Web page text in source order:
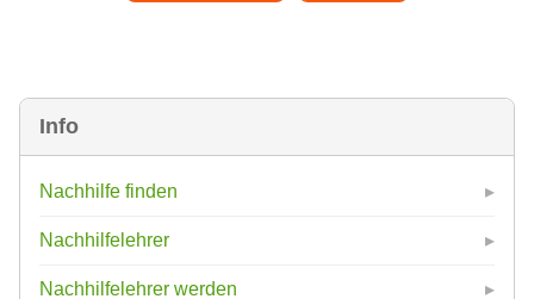
Info
Nachhilfe finden
Nachhilfelehrer
Nachhilfelehrer werden